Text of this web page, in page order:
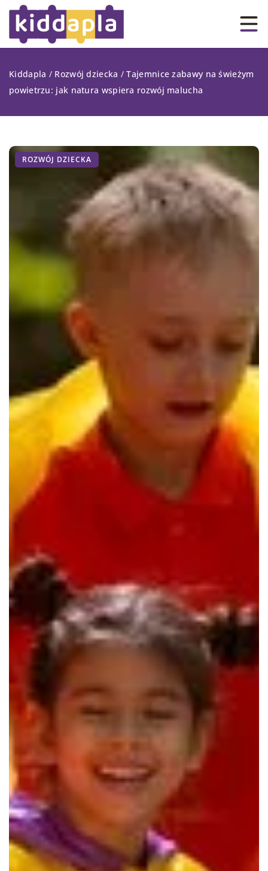
Kiddapla / Rozwój dziecka /Tajemnice zabawy na świeżym
powietrzu: jak natura wspiera rozwój malucha
ROZWÓJ DZIECKA